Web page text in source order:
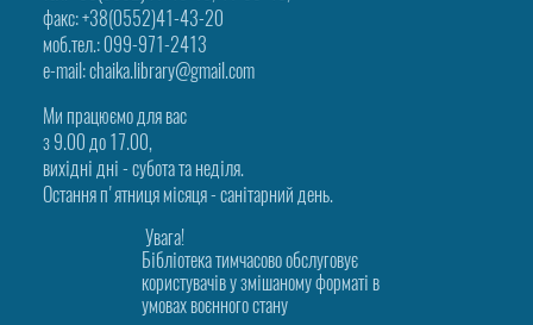
факс: +38(0552)41-43-20
моб.тел.: 099-971-2413
e-mail: chaika.library@gmail.com
Ми працюємо для вас
з 9.00 до 17.00,
вихідні дні - субота та неділя.
Остання п'ятниця місяця - санітарний день.
Увага!
Бібліотека тимчасово обслуговує
користувачів у змішаному форматі в
умовах воєнного стану